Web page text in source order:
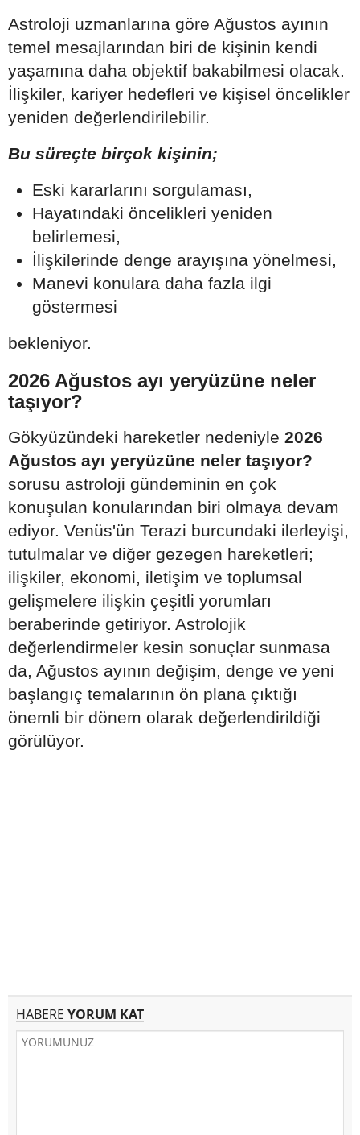
Astroloji uzmanlarına göre Ağustos ayının
temel mesajlarından biri de kişinin kendi
yaşamına daha objektif bakabilmesi olacak.
İlişkiler, kariyer hedefleri ve kişisel öncelikler
yeniden değerlendirilebilir.
Bu süreçte birçok kişinin;
Eski kararlarını sorgulaması,
Hayatındaki öncelikleri yeniden
belirlemesi,
İlişkilerinde denge arayışına yönelmesi,
Manevi konulara daha fazla ilgi
göstermesi
bekleniyor.
2026 Ağustos ayı yeryüzüne neler
taşıyor?
Gökyüzündeki hareketler nedeniyle 2026
Ağustos ayı yeryüzüne neler taşıyor?
sorusu astroloji gündeminin en çok
konuşulan konularından biri olmaya devam
ediyor. Venüs'ün Terazi burcundaki ilerleyişi,
tutulmalar ve diğer gezegen hareketleri;
ilişkiler, ekonomi, iletişim ve toplumsal
gelişmelere ilişkin çeşitli yorumları
beraberinde getiriyor. Astrolojik
değerlendirmeler kesin sonuçlar sunmasa
da, Ağustos ayının değişim, denge ve yeni
başlangıç temalarının ön plana çıktığı
önemli bir dönem olarak değerlendirildiği
görülüyor.
HABERE YORUM KAT